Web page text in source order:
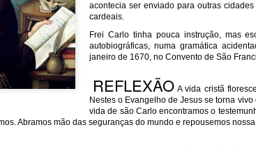
acontecia ser enviado para outras
cardeais.
Frei Carlo tinha pouca instrução, mas
autobiográficas, numa gramática
janeiro de 1670, no Convento de São
REFLEXÃO A vida cristã
Nestes o Evangelho de Jesus se torna
vida de são Carlo encontramos o
Abramos mão das seguranças do mundo e repousemos
Fi. Fair winds and following seas.
égalité, fraternité.
solutions to Gaza, Iran and Lebanon.
Iran nor Lebanon will be the next Gaza.
to Palestine, and it will not be a Vegas-
belongs to Palestinians.
and stability in the region.